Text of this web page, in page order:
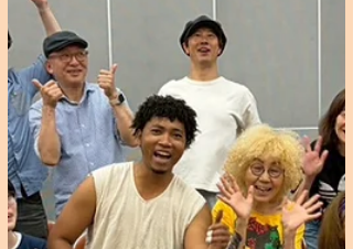
な状況で演奏されるのか、その背景にある
文化や言葉との繋がり）、 ライブ演奏用
の構成（実際のライブ演奏を想定したリズ
ム構成、ブレイク、ソロパートの組み立て
方など）の レクチャーを通して、より表
現力豊かな演奏を目指します。 全ての音
楽の始まりと言われる、アフリカンリズム
をみんなで楽しみましょう。